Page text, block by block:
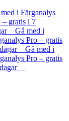
i Färganalys
gratis i 7
Gå med i
Pro – gratis
Gå med i
Pro – gratis